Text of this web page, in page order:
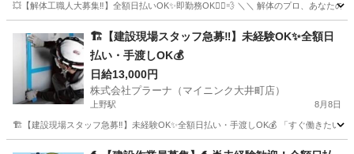
💥【解体工職人大募集‼】全額日払いOK✨即勤務OK🏃‍♂️💨 ＼＼ 解体のプロ、あなた
赤羽駅 建築 重機
🏗️【建設現場スタッフ急募‼️】未経験OK✨全額日
払い・手渡しOK💰
日給13,000円
株式会社プラーナ（マイニンク大井町店）
上野駅 8月8日
🏗️【建設現場スタッフ急募‼️】未経験OK✨全額日払い・手渡しOK💰 「すぐ働きたい
上野駅 建築 スタッフ